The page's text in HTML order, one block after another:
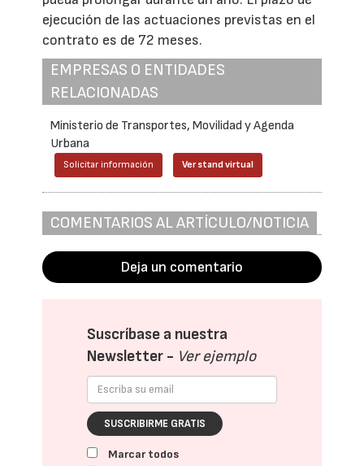
ejecución de las actuaciones previstas en el
contrato es de 72 meses.
EMPRESAS O ENTIDADES
RELACIONADAS
Ministerio de Transportes, Movilidad y Agenda
Urbana
Solicitar información Ver stand virtual
COMENTARIOS AL ARTÍCULO/NOTICIA
Deja un comentario
Suscríbase a nuestra
Newsletter - Ver ejemplo
SUSCRIBIRME GRATIS
Marcar todos